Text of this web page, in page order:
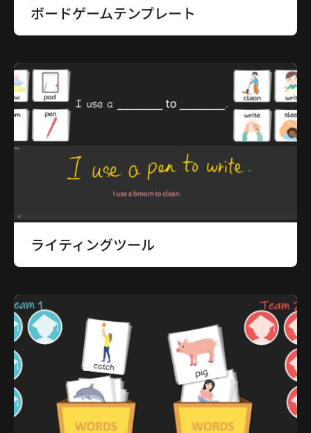
ボードゲームテンプレート
ライティングツール